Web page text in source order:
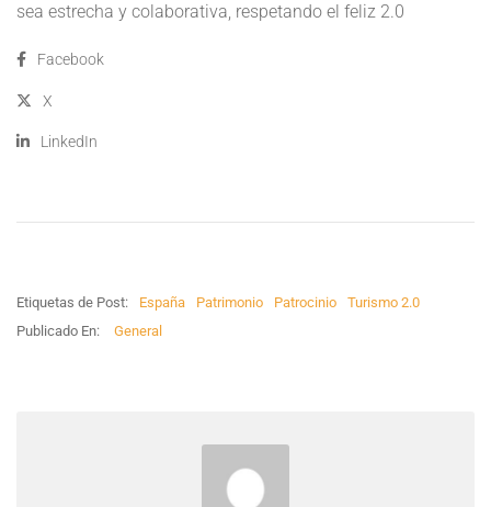
sea estrecha y colaborativa, respetando el feliz 2.0
Facebook
X
LinkedIn
Etiquetas de Post: España Patrimonio Patrocinio
Turismo 2.0
Publicado En:
General